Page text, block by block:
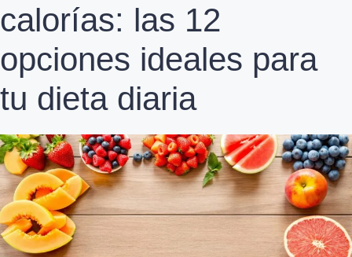
calorías: las 12
opciones ideales para
tu dieta diaria